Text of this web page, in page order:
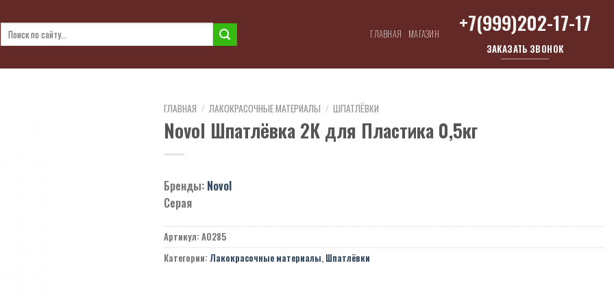
Искать: ГЛАВНАЯ МАГАЗИН +7(999)202-17-17
ЗАКАЗАТЬ ЗВОНОК
ГЛАВНАЯ / ЛАКОКРАСОЧНЫЕ МАТЕРИАЛЫ / ШПАТЛЁВКИ
Novol Шпатлёвка 2К для Пластика 0,5кг
Бренды: Novol
Серая
Артикул: A0285
Категории: Лакокрасочные материалы, Шпатлёвки